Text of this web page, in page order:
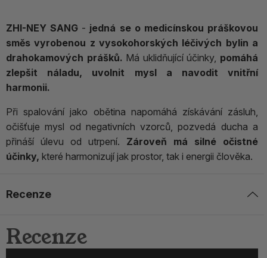
ZHI-NEY SANG - jedná se o medicínskou práškovou
směs vyrobenou z vysokohorských léčivých bylin a
drahokamových prášků. Má uklidňující účinky, pomáhá
zlepšit náladu, uvolnit mysl a navodit vnitřní
harmonii.
Při spalování jako obětina napomáhá získávání zásluh,
očišťuje mysl od negativních vzorců, pozvedá ducha a
přináší úlevu od utrpení. Zároveň má silné očistné
účinky, které harmonizují jak prostor, tak i energii člověka.
Recenze
Recenze